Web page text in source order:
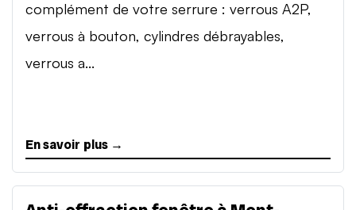
complément de votre serrure : verrous A2P,
verrous à bouton, cylindres débrayables,
verrous a...
En savoir plus →